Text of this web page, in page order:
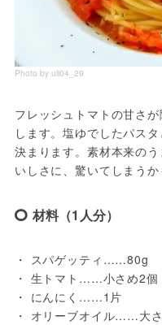
Photo by uli04_29
フレッシュトマトの甘さ
します。塩ゆでしたパス
決まります。素材本来の
いしさに、驚いてしまうか
材料（1人分）
・ スパゲッティ……80g
・ 生トマト……小さめ2個
・ にんにく……1片
・ オリーブオイル……大